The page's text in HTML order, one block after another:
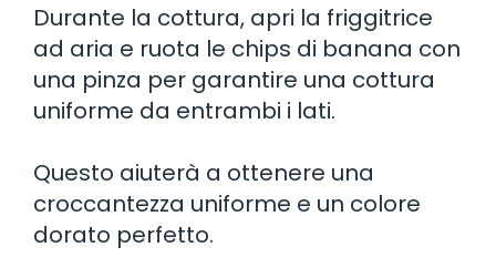
Durante la cottura, apri la friggitrice
ad aria e ruota le chips di banana con
una pinza per garantire una cottura
uniforme da entrambi i lati.
Questo aiuterà a ottenere una
croccantezza uniforme e un colore
dorato perfetto.